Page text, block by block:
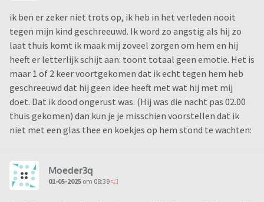
ik ben er zeker niet trots op, ik heb in het verleden nooit
tegen mijn kind geschreeuwd. Ik word zo angstig als hij zo
laat thuis komt ik maak mij zoveel zorgen om hem en hij
heeft er letterlijk schijt aan: toont totaal geen emotie. Het is
maar 1 of 2 keer voortgekomen dat ik echt tegen hem heb
geschreeuwd dat hij geen idee heeft met wat hij met mij
doet. Dat ik dood ongerust was. (Hij was die nacht pas 02.00
thuis gekomen) dan kun je je misschien voorstellen dat ik
niet met een glas thee en koekjes op hem stond te wachten:
Moeder3q
01-05-2025 om 08:39